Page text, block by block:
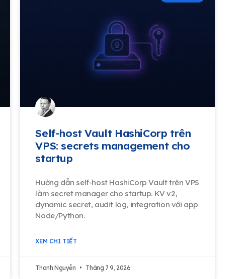
Self-host Vault HashiCorp trên
VPS: secrets management cho
startup
Hướng dẫn self-host HashiCorp Vault trên VPS
làm secret manager cho startup. KV v2,
dynamic secret, audit log, integration với app
Node/Python.
XEM CHI TIẾT
Thanh Nguyễn Tháng 7 9, 2026